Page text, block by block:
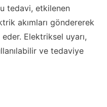
tedavi, etkilenen
akımları göndererek
eder. Elektriksel uyarı,
ve tedaviye